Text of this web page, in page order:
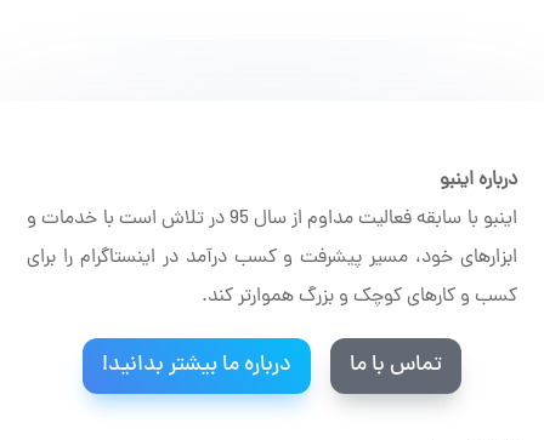
درباره اینبو
اینبو با سابقه فعالیت مداوم از سال 95 در تلاش است با خدمات و
ابزارهای خود، مسیر پیشرفت و کسب درآمد در اینستاگرام را برای
کسب و کارهای کوچک و بزرگ هموارتر کند.
تماس با ما درباره ما بیشتر بدانید!